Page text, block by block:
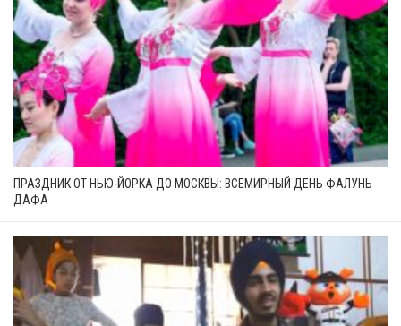
ПРАЗДНИК ОТ НЬЮ-ЙОРКА ДО МОСКВЫ: ВСЕМИРНЫЙ ДЕНЬ ФАЛУНЬ
ДАФА